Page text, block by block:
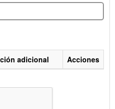
adicional Acciones